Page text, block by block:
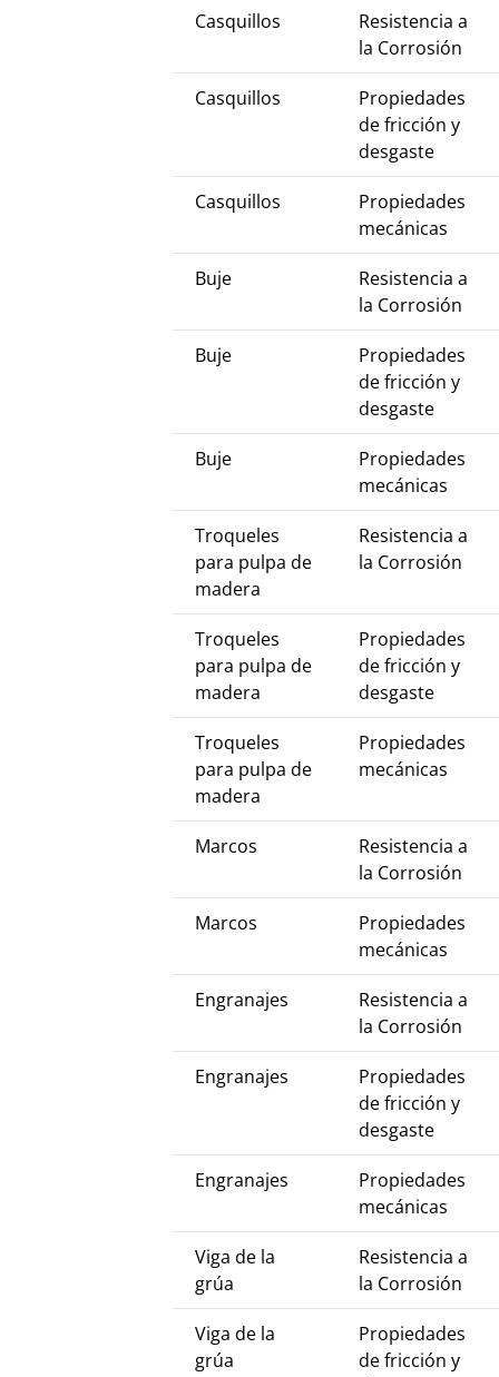
Casquillos
Resistencia a
la Corrosión
Casquillos
Propiedades
de fricción y
desgaste
Casquillos
Propiedades
mecánicas
Buje
Resistencia a
la Corrosión
Buje
Propiedades
de fricción y
desgaste
Buje
Propiedades
mecánicas
Troqueles
para pulpa de
madera
Resistencia a
la Corrosión
Troqueles
para pulpa de
madera
Propiedades
de fricción y
desgaste
Troqueles
para pulpa de
madera
Propiedades
mecánicas
Marcos
Resistencia a
la Corrosión
Marcos
Propiedades
mecánicas
Engranajes
Resistencia a
la Corrosión
Engranajes
Propiedades
de fricción y
desgaste
Engranajes
Propiedades
mecánicas
Viga de la
grúa
Resistencia a
la Corrosión
Viga de la
grúa
Propiedades
de fricción y